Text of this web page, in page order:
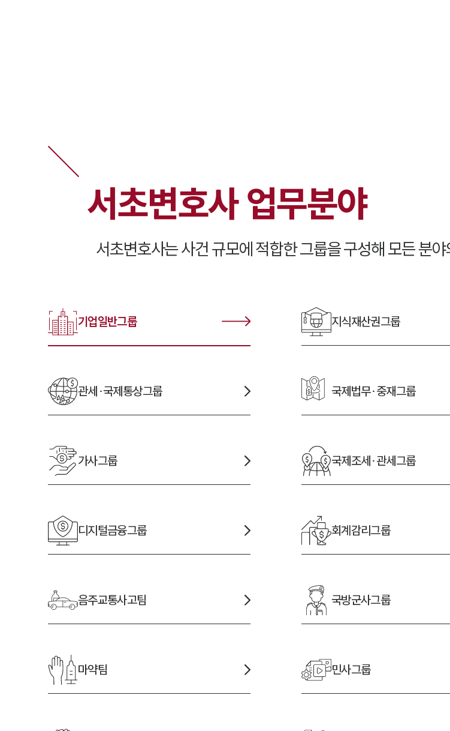
서초변호사 업무분야
서초변호사는 사건 규모에 적합한 그룹을 구성해 모든 분
기업일반그룹 지식재산권그룹
관세·국제통상그룹 국제법무·중재그룹
가사그룹 국제조세·관세그룹
디지털금융그룹 회계감리그룹
음주교통사고팀 국방군사그룹
마약팀 민사그룹